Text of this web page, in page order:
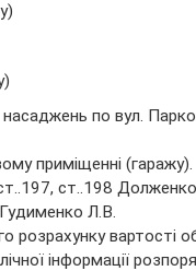
по вул.
приміщенні (гаражу).
ст..198
Л.В.
вартості
інформації